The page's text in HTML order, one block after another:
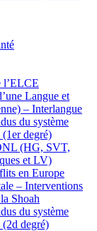
l’ELCE
Langue et
– Interlangue
du système
degré)
(HG, SVT,
et LV)
en Europe
– Interventions
Shoah
du système
degré)